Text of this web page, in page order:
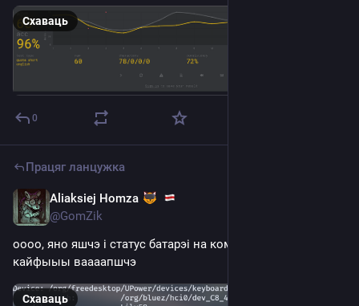
Схаваць
0
Працяг ланцужка
Aliaksiej Homza
@GomZik
оооо, яно яшчэ і статус батарэі на комп перадае,
кайфыыы ваааапшчэ
Схаваць